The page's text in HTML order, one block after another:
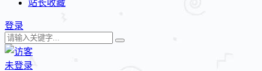
站长收藏
登录
未登录